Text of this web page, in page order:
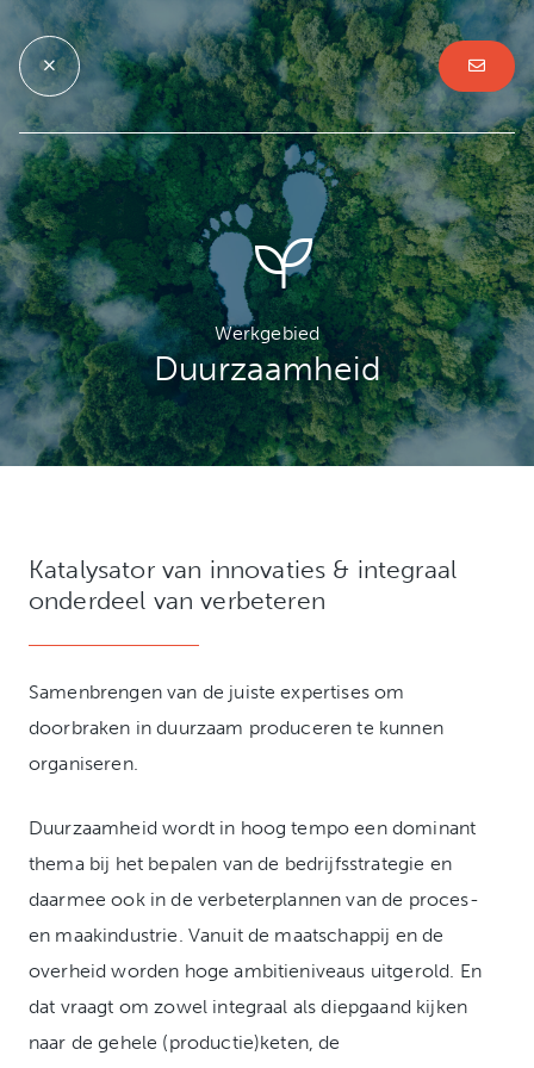
Duurzaamheid
Werkgebied
Katalysator van innovaties & integraal
onderdeel van verbeteren
Samenbrengen van de juiste expertises om
doorbraken in duurzaam produceren te kunnen
organiseren.
Duurzaamheid wordt in hoog tempo een dominant
thema bij het bepalen van de bedrijfsstrategie en
daarmee ook in de verbeterplannen van de proces-
en maakindustrie. Vanuit de maatschappij en de
overheid worden hoge ambitieniveaus uitgerold. En
dat vraagt om zowel integraal als diepgaand kijken
naar de gehele (productie)keten, de